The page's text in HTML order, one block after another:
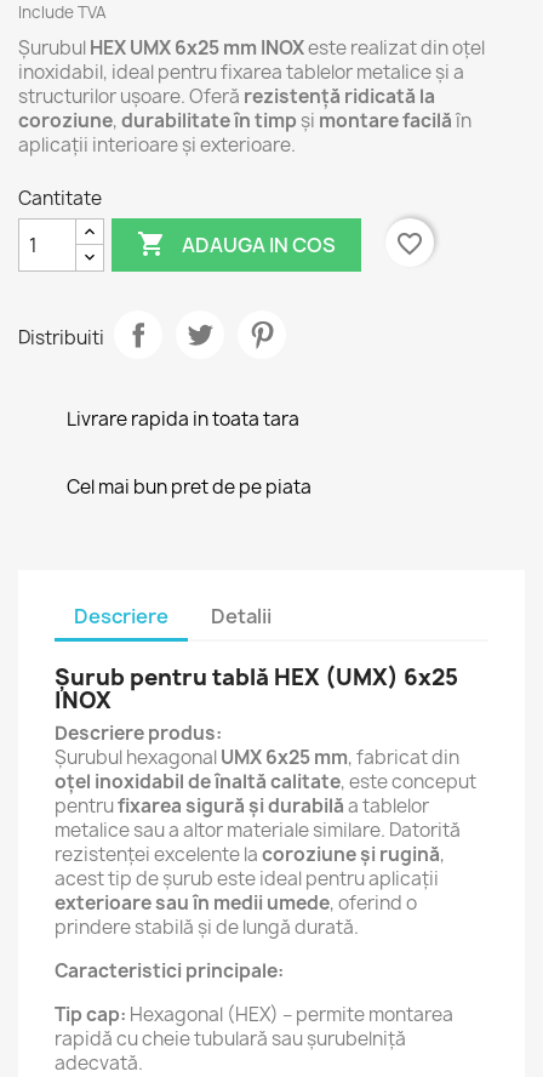
Include TVA
ȘurubulHEX UMX 6x25 mm INOXeste realizat din oțel
inoxidabil, ideal pentru fixarea tablelor metalice și a
structurilor ușoare. Oferă rezistență ridicată la
coroziune,durabilitate în timp și montare facilăîn
aplicații interioare și exterioare.
Cantitate
 ADAUGA IN COS favorite_border
Distribuiti
Livrare rapida in toata tara
Cel mai bun pret de pe piata
Descriere Detalii
Șurub pentru tablă HEX (UMX) 6x25
INOX
Descriere produs:
Șurubul hexagonalUMX 6x25 mm, fabricat din
oțel inoxidabil de înaltă calitate, este conceput
pentrufixarea sigură și durabilăa tablelor
metalice sau a altor materiale similare. Datorită
rezistenței excelente lacoroziune și rugină,
acest tip de șurub este ideal pentru aplicații
exterioare sau în medii umede, oferind o
prindere stabilă și de lungă durată.
Caracteristici principale:
Tip cap: Hexagonal (HEX) – permite montarea
rapidă cu cheie tubulară sau șurubelniță
adecvată.